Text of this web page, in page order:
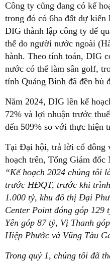
Công ty cũng đang có kế
trong đó có 6ha đất dự kiến
DIG thành lập công ty để
thể do người nước ngoài
hành. Theo tính toán, DIG
nước có thể làm sân golf,
tỉnh Quảng Bình đã đền bù
Năm 2024, DIG lên kế
72% và lợi nhuận trước
đến 509% so với thực hiện
Tại Đại hội, trả lời cổ đông
hoạch trên, Tổng Giám đốc
“Kế hoạch 2024 chúng tôi
trước HĐQT, trước khi
1.000 tỷ, khu đô thị Đại
Center Point đóng góp 129
Yên góp 87 tỷ, Vị Thanh
Hiệp Phước và Vũng Tàu
Trong quý 1, chúng tôi đã